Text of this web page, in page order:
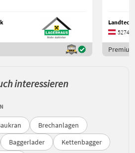
5274
interessieren
Brechanlagen
Baggerlader
Kettenbagger